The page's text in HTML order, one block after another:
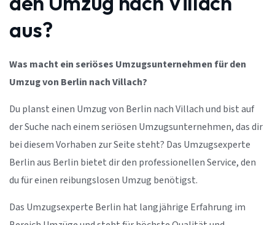
aus?
Was macht ein seriöses Umzugsunternehmen für den
Umzug von Berlin nach Villach?
Du planst einen Umzug von Berlin nach Villach und bist auf
der Suche nach einem seriösen Umzugsunternehmen, das dir
bei diesem Vorhaben zur Seite steht? Das Umzugsexperte
Berlin aus Berlin bietet dir den professionellen Service, den
du für einen reibungslosen Umzug benötigst.
Das Umzugsexperte Berlin hat langjährige Erfahrung im